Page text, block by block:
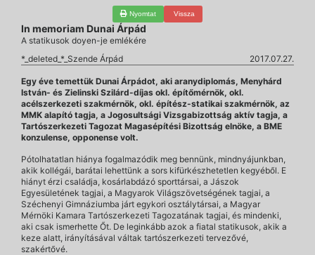
Nyomtat Vissza
In memoriam Dunai Árpád
A statikusok doyen-je emlékére
*_deleted_*_Szende Árpád
2017.07.27.
Egy éve temettük Dunai Árpádot, aki aranydiplomás, Menyhárd
István- és Zielinski Szilárd-díjas okl. építőmérnök, okl.
acélszerkezeti szakmérnök, okl. építész-statikai szakmérnök, az
MMK alapító tagja, a Jogosultsági Vizsgabizottság aktív tagja, a
Tartószerkezeti Tagozat Magasépítési Bizottság elnöke, a BME
konzulense, opponense volt.
Pótolhatatlan hiánya fogalmazódik meg bennünk, mindnyájunkban,
akik kollégái, barátai lehettünk a sors kifürkészhetetlen kegyéből. E
hiányt érzi családja, kosárlabdázó sporttársai, a Jászok
Egyesületének tagjai, a Magyarok Világszövetségének tagjai, a
Széchenyi Gimnáziumba járt egykori osztálytársai, a Magyar
Mérnöki Kamara Tartószerkezeti Tagozatának tagjai, és mindenki,
aki csak ismerhette Őt. De leginkább azok a fiatal statikusok, akik a
keze alatt, irányításával váltak tartószerkezeti tervezővé,
szakértővé.